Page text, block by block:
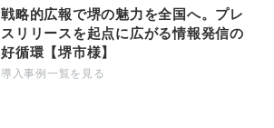
戦略的広報で堺の魅力を全国へ。プレ
スリリースを起点に広がる情報発信の
好循環【堺市様】
導入事例一覧を見る